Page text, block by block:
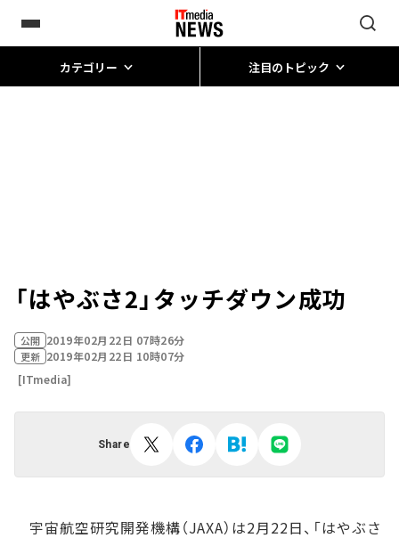
カテゴリー 注目のトピック
「はやぶさ2」タッチダウン成功
公開 2019年02月22日 07時26分
更新 2019年02月22日 10時07分
[ITmedia]
Share
宇宙航空研究開発機構（JAXA）は2月22日、「はやぶさ